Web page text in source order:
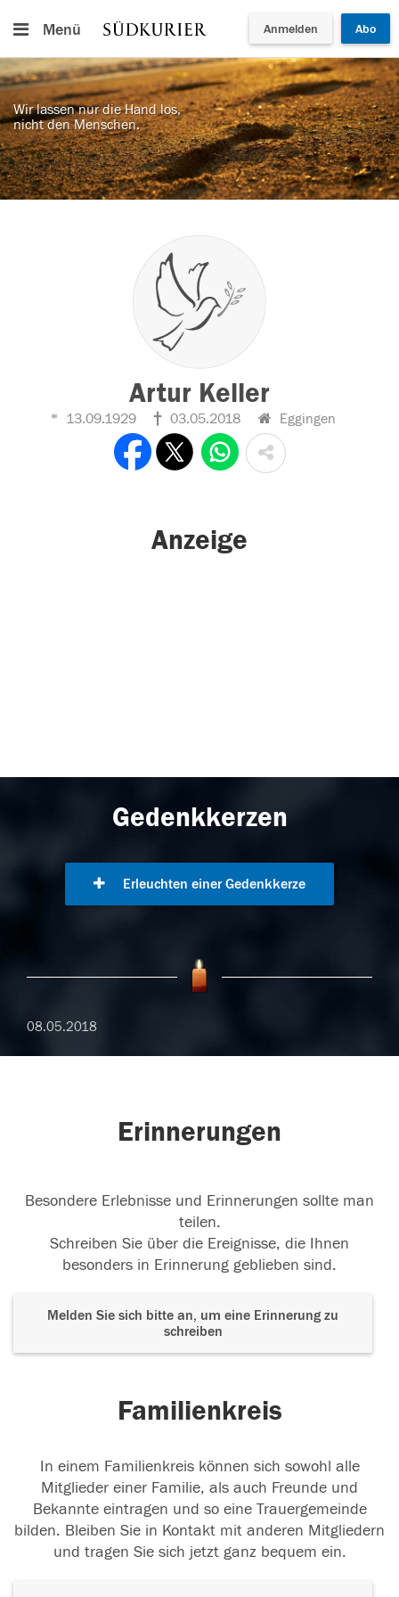
Menü Anmelden Abo
Wir lassen nur die Hand los,
nicht den Menschen.
Artur Keller
13.09.1929 03.05.2018 Eggingen
Anzeige
Gedenkkerzen
Erleuchten einer Gedenkkerze
08.05.2018
Erinnerungen
Besondere Erlebnisse und Erinnerungen sollte man
teilen.
Schreiben Sie über die Ereignisse, die Ihnen
besonders in Erinnerung geblieben sind.
Melden Sie sich bitte an, um eine Erinnerung zu
schreiben
Familienkreis
In einem Familienkreis können sich sowohl alle
Mitglieder einer Familie, als auch Freunde und
Bekannte eintragen und so eine Trauergemeinde
bilden. Bleiben Sie in Kontakt mit anderen Mitgliedern
und tragen Sie sich jetzt ganz bequem ein.